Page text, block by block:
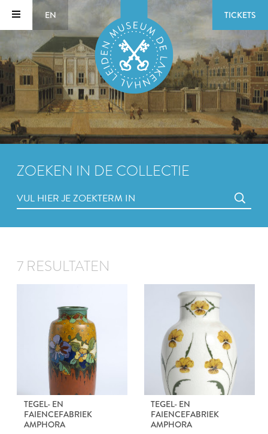
EN TICKETS
ZOEKEN IN DE COLLECTIE
7 RESULTATEN
TEGEL- EN
FAIENCEFABRIEK
AMPHORA
TEGEL- EN
FAIENCEFABRIEK
AMPHORA